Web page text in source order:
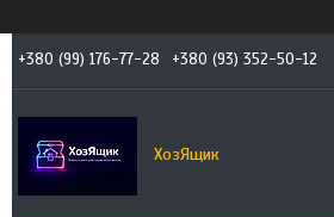
+380 (99) 176-77-28 +380 (93) 352-50-12
ХозЯщик